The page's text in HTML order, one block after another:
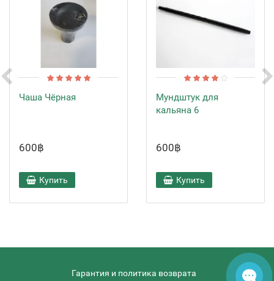
Чаша Чёрная
600฿
Купить
Мундштук для
кальяна 6
600฿
Купить
Гарантия и политика возврата